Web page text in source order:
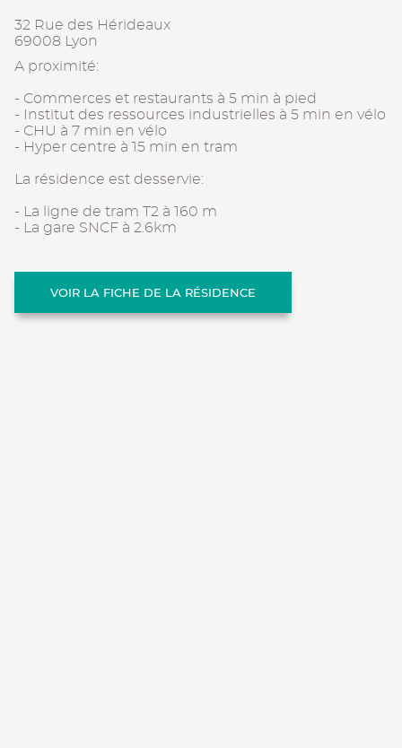
32 Rue des Hérideaux
69008 Lyon
A proximité:
- Commerces et restaurants à 5 min à pied
- Institut des ressources industrielles à 5 min en vélo
- CHU à 7 min en vélo
- Hyper centre à 15 min en tram
La résidence est desservie:
- La ligne de tram T2 à 160 m
- La gare SNCF à 2.6km
VOIR LA FICHE DE LA RÉSIDENCE